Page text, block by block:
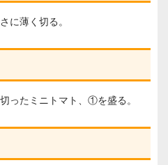
に薄く切る。
ったミニトマト、①を盛る。